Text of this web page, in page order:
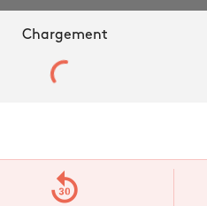
Chargement
replay_30